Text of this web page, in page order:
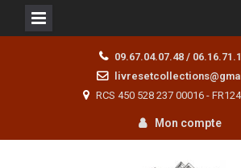
09.67.04.07.48 /
RCS 450 528 237 00016 -
Mon compte